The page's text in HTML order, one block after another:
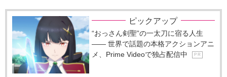
ピックアップ
“おっさん剣聖”の一太刀に宿る人生
―― 世界で話題の本格アクションアニ
メ、Prime Videoで独占配信中
P R